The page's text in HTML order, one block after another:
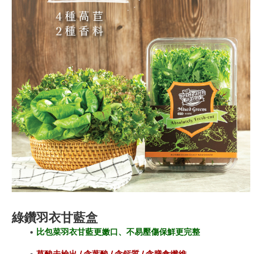
綠鑽羽衣甘藍盒
比包菜羽衣甘藍更嫩口、不易壓傷保鮮更完整